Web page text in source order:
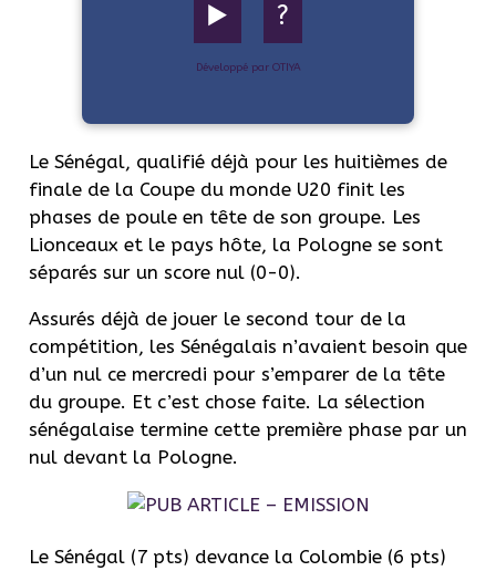
▶️ ?
Développé par OTIYA
Le Sénégal, qualifié déjà pour les huitièmes de
finale de la Coupe du monde U20 finit les
phases de poule en tête de son groupe. Les
Lionceaux et le pays hôte, la Pologne se sont
séparés sur un score nul (0-0).
Assurés déjà de jouer le second tour de la
compétition, les Sénégalais n’avaient besoin que
d’un nul ce mercredi pour s’emparer de la tête
du groupe. Et c’est chose faite. La sélection
sénégalaise termine cette première phase par un
nul devant la Pologne.
Le Sénégal (7 pts) devance la Colombie (6 pts)